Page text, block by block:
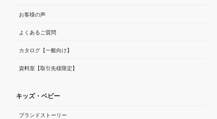
お客様の声
よくあるご質問
カタログ【一般向け】
資料室【取引先様限定】
キッズ・ベビー
ブランドストーリー